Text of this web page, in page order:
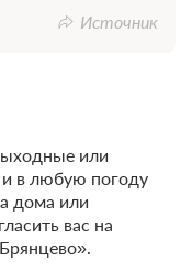
Источник
или
и в любую погоду
дома или
вас на